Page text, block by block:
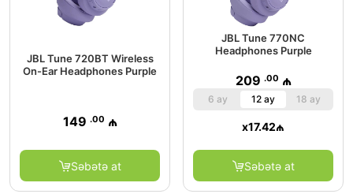
JBL Tune 720BT Wireless
On-Ear Headphones Purple
149 .00 ₼
Səbətə at
JBL Tune 770NC
Headphones Purple
209 .00 ₼
6 ay 12 ay 18 ay
x17.42₼
Səbətə at